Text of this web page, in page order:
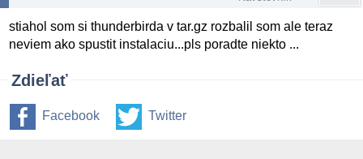
stiahol som si thunderbirda v tar.gz rozbalil som ale teraz
neviem ako spustit instalaciu...pls poradte niekto ...
Zdieľať
Facebook Twitter